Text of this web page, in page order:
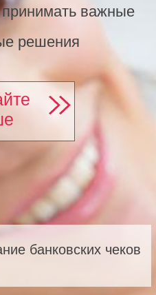
важные
решения
банковских чеков